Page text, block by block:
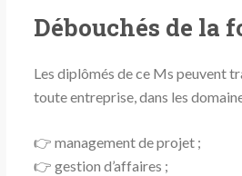
Débouchés de la
Les diplômés de ce Ms peuvent
toute entreprise, dans les
👉 management de projet ;
👉 gestion d’affaires ;